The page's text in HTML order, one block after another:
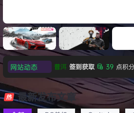
《剑星/Stellar Blade》
+修改器打包下载 解压即
极限竞
速：地平
线
《原子之
心/Atomi
c
红
虚
（
网站动态 普洱 签到获取 39 点积
欢迎普洱 加入本站 15小时
欢迎 0**3 加入本站 15小
欢迎c***s 加入本站 17小
最新发布文章